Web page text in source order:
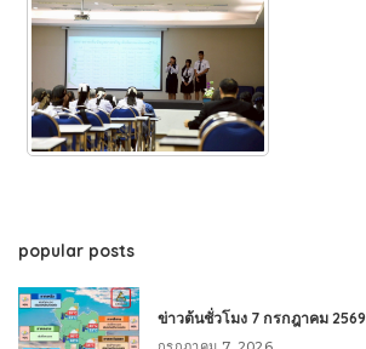
popular posts
ข่าวต้นชั่วโมง 7 กรกฎาคม 2569